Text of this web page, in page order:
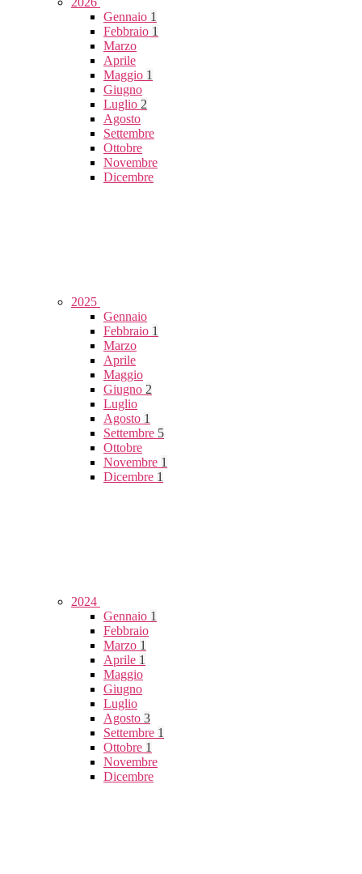
Gennaio 1
Febbraio 1
Marzo
Aprile
Maggio 1
Giugno
Luglio 2
Agosto
Settembre
Ottobre
Novembre
Dicembre
2025
Gennaio
Febbraio 1
Marzo
Aprile
Maggio
Giugno 2
Luglio
Agosto 1
Settembre 5
Ottobre
Novembre 1
Dicembre 1
2024
Gennaio 1
Febbraio
Marzo 1
Aprile 1
Maggio
Giugno
Luglio
Agosto 3
Settembre 1
Ottobre 1
Novembre
Dicembre